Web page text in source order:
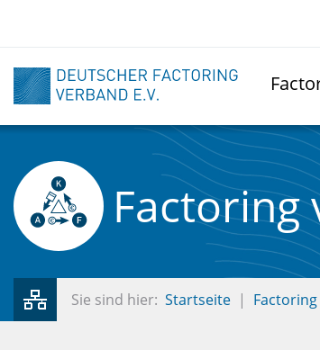
Factoring
Sie sind hier: Startseite